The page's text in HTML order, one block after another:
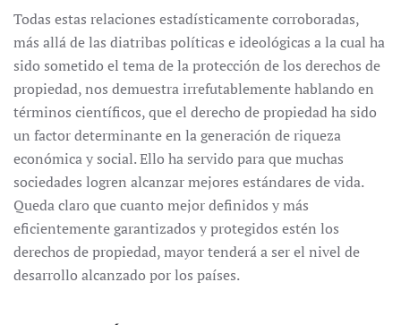
Todas estas relaciones estadísticamente corroboradas,
más allá de las diatribas políticas e ideológicas a la cual ha
sido sometido el tema de la protección de los derechos de
propiedad, nos demuestra irrefutablemente hablando en
términos científicos, que el derecho de propiedad ha sido
un factor determinante en la generación de riqueza
económica y social. Ello ha servido para que muchas
sociedades logren alcanzar mejores estándares de vida.
Queda claro que cuanto mejor definidos y más
eficientemente garantizados y protegidos estén los
derechos de propiedad, mayor tenderá a ser el nivel de
desarrollo alcanzado por los países.